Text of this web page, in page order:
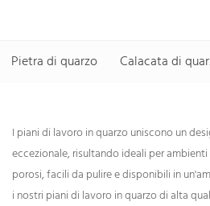
Pietra di quarzo Calacata di
I piani di lavoro in quarzo uniscono un
eccezionale, risultando ideali per
porosi, facili da pulire e disponibili in
i nostri piani di lavoro in quarzo di alta